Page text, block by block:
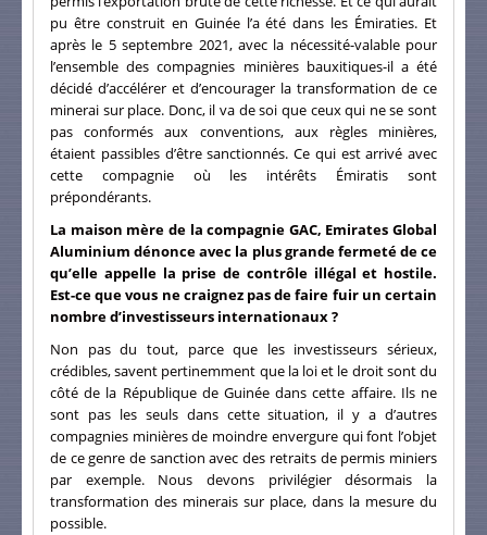
pu être construit en Guinée l’a été dans les Émiraties. Et
après le 5 septembre 2021, avec la nécessité-valable pour
l’ensemble des compagnies minières bauxitiques-il a été
décidé d’accélérer et d’encourager la transformation de ce
minerai sur place. Donc, il va de soi que ceux qui ne se sont
pas conformés aux conventions, aux règles minières,
étaient passibles d’être sanctionnés. Ce qui est arrivé avec
cette compagnie où les intérêts Émiratis sont
prépondérants.
La maison mère de la compagnie GAC, Emirates Global
Aluminium dénonce avec la plus grande fermeté de ce
qu’elle appelle la prise de contrôle illégal et hostile.
Est-ce que vous ne craignez pas de faire fuir un certain
nombre d’investisseurs internationaux ?
Non pas du tout, parce que les investisseurs sérieux,
crédibles, savent pertinemment que la loi et le droit sont du
côté de la République de Guinée dans cette affaire. Ils ne
sont pas les seuls dans cette situation, il y a d’autres
compagnies minières de moindre envergure qui font l’objet
de ce genre de sanction avec des retraits de permis miniers
par exemple. Nous devons privilégier désormais la
transformation des minerais sur place, dans la mesure du
possible.